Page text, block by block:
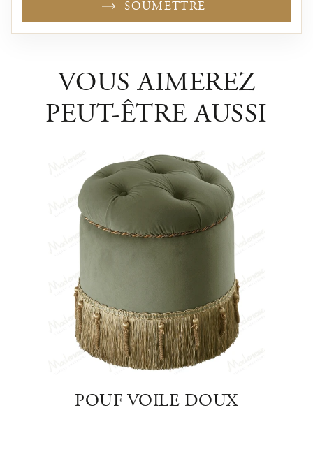
SOUMETTRE
VOUS AIMEREZ
PEUT-ÊTRE AUSSI
POUF VOILE DOUX